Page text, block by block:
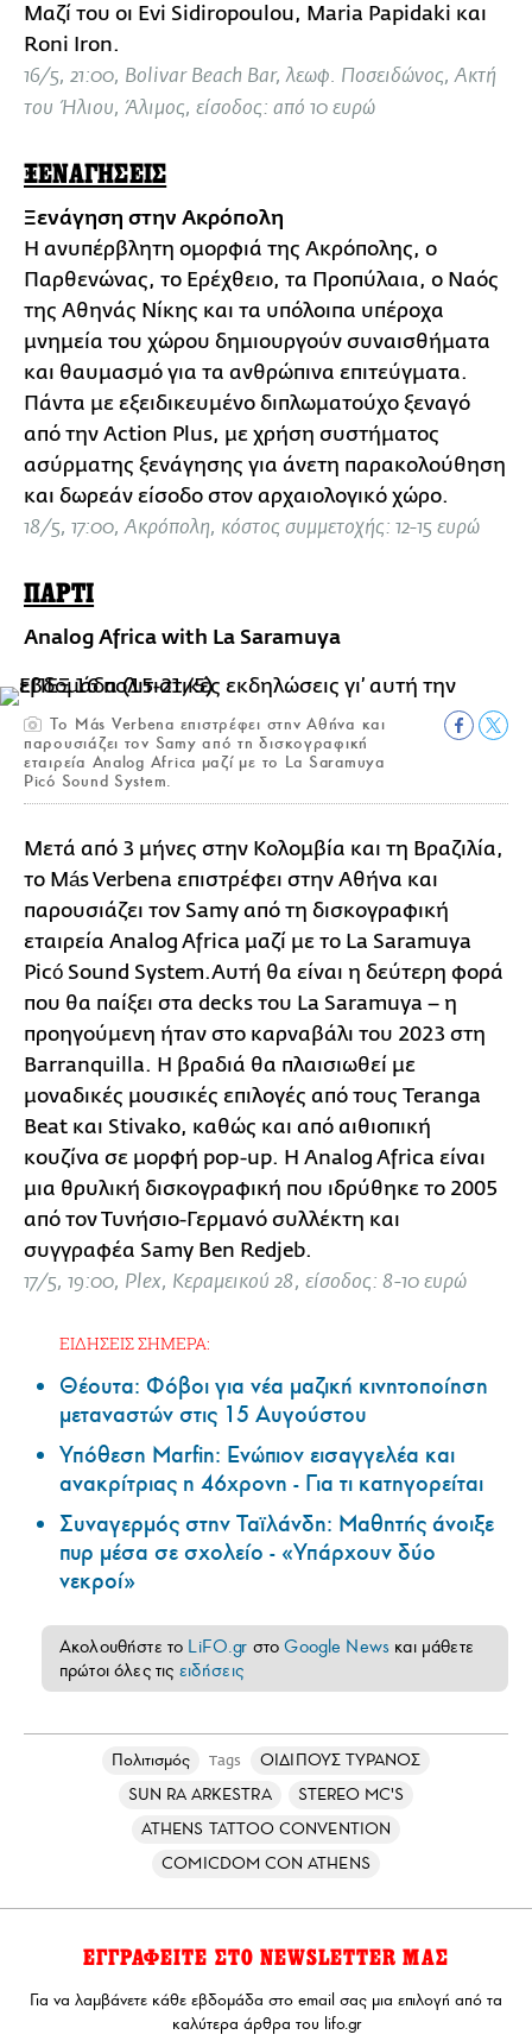
Μαζί του οι Evi Sidiropoulou, Maria Papidaki και
Roni Iron.
16/5, 21:00, Bolivar Beach Bar, λεωφ. Ποσειδώνος, Ακτή
του Ήλιου, Άλιμος, είσοδος: από 10 ευρώ
ΞΕΝΑΓΗΣΕΙΣ
Ξενάγηση στην Ακρόπολη
Η ανυπέρβλητη ομορφιά της Ακρόπολης, ο
Παρθενώνας, το Ερέχθειο, τα Προπύλαια, ο Ναός
της Αθηνάς Νίκης και τα υπόλοιπα υπέροχα
μνημεία του χώρου δημιουργούν συναισθήματα
και θαυμασμό για τα ανθρώπινα επιτεύγματα.
Πάντα με εξειδικευμένο διπλωματούχο ξεναγό
από την Action Plus, με χρήση συστήματος
ασύρματης ξενάγησης για άνετη παρακολούθηση
και δωρεάν είσοδο στον αρχαιολογικό χώρο.
18/5, 17:00, Ακρόπολη, κόστος συμμετοχής: 12-15 ευρώ
ΠΑΡΤΙ
Analog Africa with La Saramuya
Tο Más Verbena επιστρέφει στην Αθήνα και
παρουσιάζει τον Samy από τη δισκογραφική
εταιρεία Analog Africa μαζί με το La Saramuya
Picó Sound System.
Μετά από 3 μήνες στην Κολομβία και τη Βραζιλία,
το Más Verbena επιστρέφει στην Αθήνα και
παρουσιάζει τον Samy από τη δισκογραφική
εταιρεία Analog Africa μαζί με το La Saramuya
Picó Sound System.Αυτή θα είναι η δεύτερη φορά
που θα παίξει στα decks του La Saramuya – η
προηγούμενη ήταν στο καρναβάλι του 2023 στη
Barranquilla. Η βραδιά θα πλαισιωθεί με
μοναδικές μουσικές επιλογές από τους Teranga
Beat και Stivako, καθώς και από αιθιοπική
κουζίνα σε μορφή pop-up. Η Analog Africa είναι
μια θρυλική δισκογραφική που ιδρύθηκε το 2005
από τον Τυνήσιο-Γερμανό συλλέκτη και
συγγραφέα Samy Ben Redjeb.
17/5, 19:00, Plex, Κεραμεικού 28, είσοδος: 8-10 ευρώ
ΕΙΔΗΣΕΙΣ ΣΗΜΕΡΑ:
Θέουτα: Φόβοι για νέα μαζική κινητοποίηση
μεταναστών στις 15 Αυγούστου
Υπόθεση Marfin: Ενώπιον εισαγγελέα και
ανακρίτριας η 46χρονη - Για τι κατηγορείται
Συναγερμός στην Ταϊλάνδη: Μαθητής άνοιξε
πυρ μέσα σε σχολείο - «Υπάρχουν δύο
νεκροί»
Ακολουθήστε το LiFO.gr στοGoogle News και μάθετε
πρώτοι όλες τις ειδήσεις
Πολιτισμός Tags
ΟΙΔΙΠΟΥΣ ΤΥΡΑΝΟΣ
SUN RA ARKESTRA
STEREO MC'S
ATHENS TATTOO CONVENTION
COMICDOM CON ATHENS
ΕΓΓΡΑΦΕΙΤΕ ΣΤΟ NEWSLETTER ΜΑΣ
Για να λαμβάνετε κάθε εβδομάδα στο email σας μια επιλογή από τα
καλύτερα άρθρα του lifo.gr